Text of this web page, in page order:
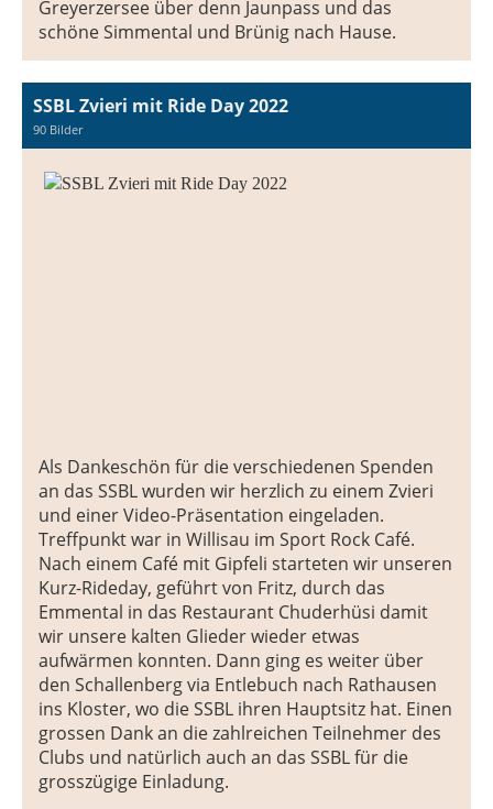
Greyerzersee über denn Jaunpass und das
schöne Simmental und Brünig nach Hause.
SSBL Zvieri mit Ride Day 2022
90 Bilder
Als Dankeschön für die verschiedenen Spenden
an das SSBL wurden wir herzlich zu einem Zvieri
und einer Video-Präsentation eingeladen.
Treffpunkt war in Willisau im Sport Rock Café.
Nach einem Café mit Gipfeli starteten wir unseren
Kurz-Rideday, geführt von Fritz, durch das
Emmental in das Restaurant Chuderhüsi damit
wir unsere kalten Glieder wieder etwas
aufwärmen konnten. Dann ging es weiter über
den Schallenberg via Entlebuch nach Rathausen
ins Kloster, wo die SSBL ihren Hauptsitz hat. Einen
grossen Dank an die zahlreichen Teilnehmer des
Clubs und natürlich auch an das SSBL für die
grosszügige Einladung.